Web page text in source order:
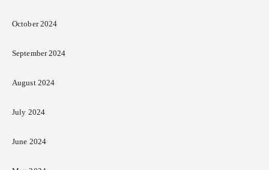
October 2024
September 2024
August 2024
July 2024
June 2024